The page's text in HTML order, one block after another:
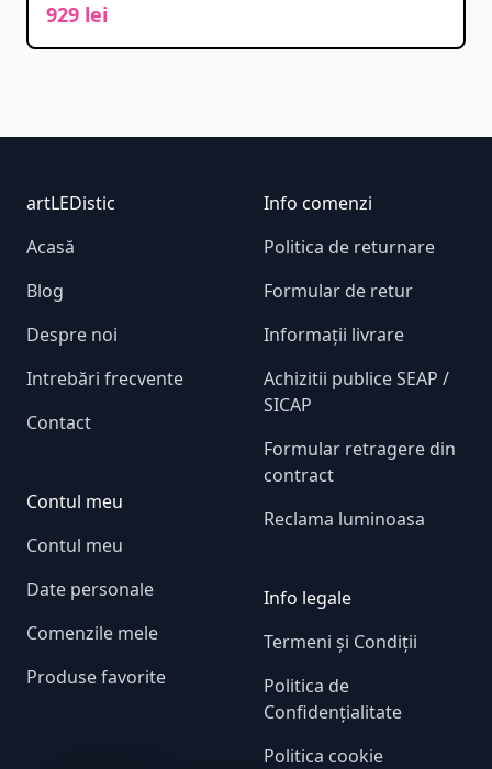
929 lei
Footer
artLEDistic
Acasă
Blog
Despre noi
Intrebări frecvente
Contact
Contul meu
Contul meu
Date personale
Comenzile mele
Produse favorite
Info comenzi
Politica de returnare
Formular de retur
Informații livrare
Achizitii publice SEAP /
SICAP
Formular retragere din
contract
Reclama luminoasa
Info legale
Termeni și Condiții
Politica de
Confidențialitate
Politica cookie